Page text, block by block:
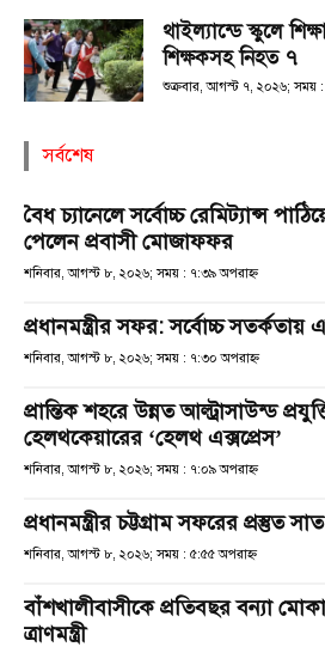
থাইল্যান্ডে স্কুলে
শিক্ষকসহ নিহত ৭
শুক্রবার, আগস্ট ৭, ২০২৬; সময় :
সর্বশেষ
বৈধ চ্যানেলে সর্বোচ্চ রেমিট্যান্স
পেলেন প্রবাসী মোজাফফর
শনিবার, আগস্ট ৮, ২০২৬; সময় : ৭:৩৯ অপরাহ্ণ
প্রধানমন্ত্রীর সফর: সর্বোচ্চ সতর্কতায়
শনিবার, আগস্ট ৮, ২০২৬; সময় : ৭:৩০ অপরাহ্ণ
প্রান্তিক শহরে উন্নত আল্ট্রাসাউন্ড
হেলথকেয়ারের ‘হেলথ এক্সপ্রেস’
শনিবার, আগস্ট ৮, ২০২৬; সময় : ৭:০৯ অপরাহ্ণ
প্রধানমন্ত্রীর চট্টগ্রাম সফরের প্রস্তুত
শনিবার, আগস্ট ৮, ২০২৬; সময় : ৫:৫৫ অপরাহ্ণ
বাঁশখালীবাসীকে প্রতিবছর বন্যা
ত্রাণমন্ত্রী